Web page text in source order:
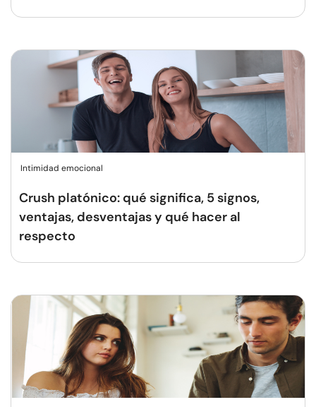
Intimidad emocional
Crush platónico: qué significa, 5 signos,
ventajas, desventajas y qué hacer al
respecto